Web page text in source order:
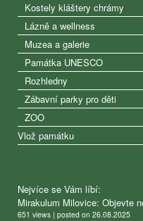
Kostely kláštery chrámy
Lázně a wellness
Muzea a galerie
Památka UNESCO
Rozhledny
Zábavní parky pro děti
ZOO
Vlož památku
Nejvíce se Vám líbí:
Mirakulum Milovice: Objevte
651 views | posted on 26.08.2025